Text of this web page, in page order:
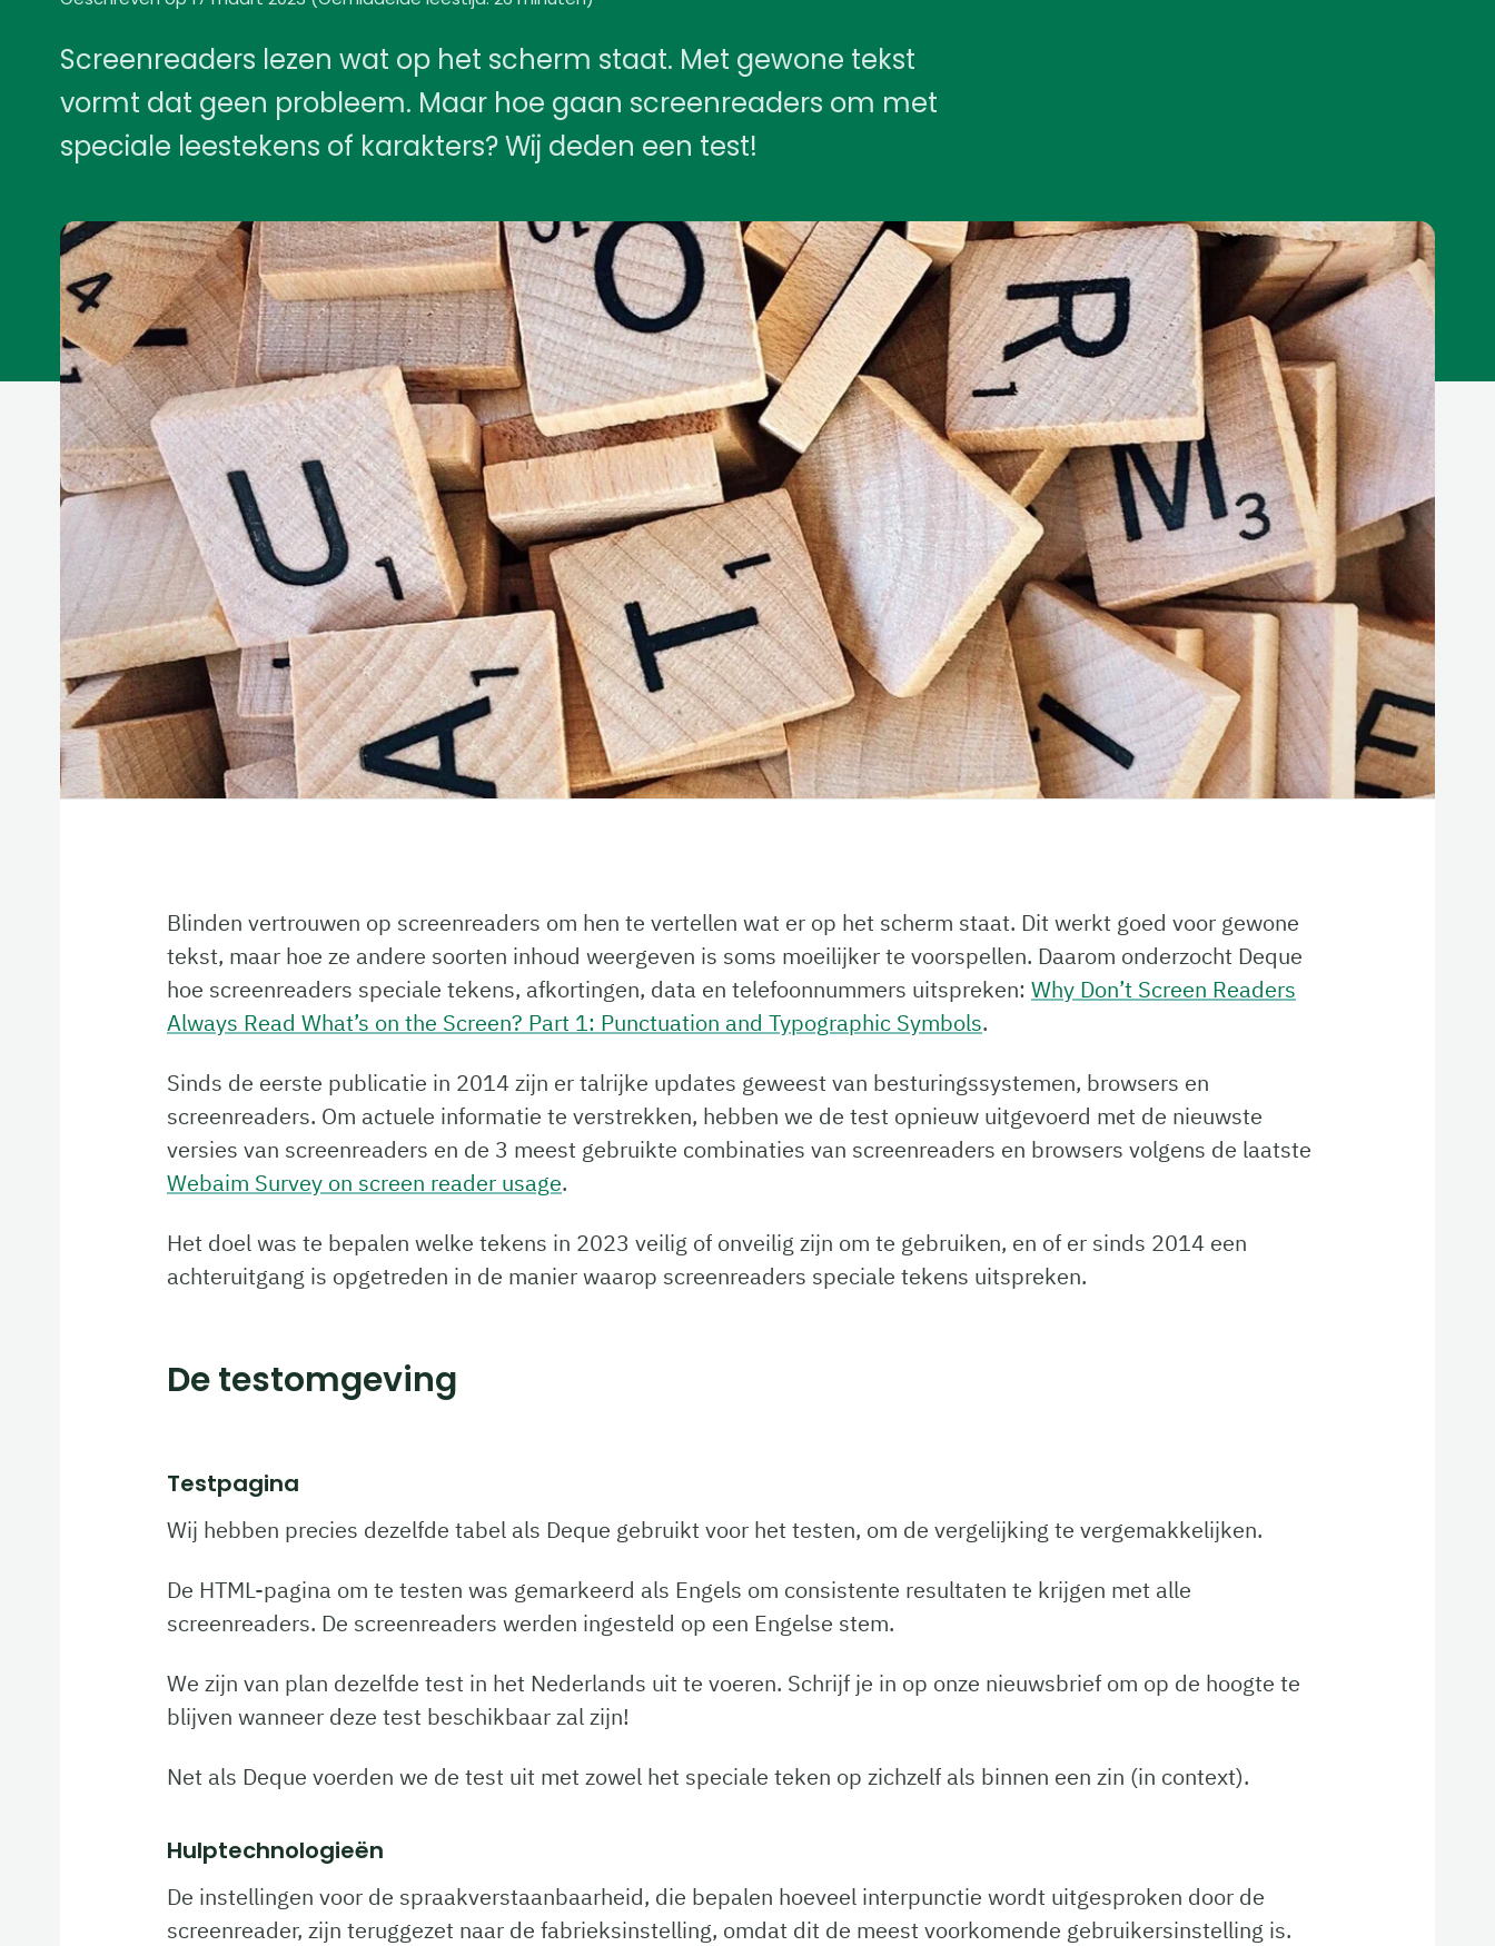
Screenreaders lezen wat op het scherm staat. Met gewone tekst
vormt dat geen probleem. Maar hoe gaan screenreaders om met
speciale leestekens of karakters? Wij deden een test!
Blinden vertrouwen op screenreaders om hen te vertellen wat er op het scherm staat. Dit werkt goed voor gewone
tekst, maar hoe ze andere soorten inhoud weergeven is soms moeilijker te voorspellen. Daarom onderzocht Deque
hoe screenreaders speciale tekens, afkortingen, data en telefoonnummers uitspreken: Why Don’t Screen Readers
Always Read What’s on the Screen? Part 1: Punctuation and Typographic Symbols.
Sinds de eerste publicatie in 2014 zijn er talrijke updates geweest van besturingssystemen, browsers en
screenreaders. Om actuele informatie te verstrekken, hebben we de test opnieuw uitgevoerd met de nieuwste
versies van screenreaders en de 3 meest gebruikte combinaties van screenreaders en browsers volgens de laatste
Webaim Survey on screen reader usage.
Het doel was te bepalen welke tekens in 2023 veilig of onveilig zijn om te gebruiken, en of er sinds 2014 een
achteruitgang is opgetreden in de manier waarop screenreaders speciale tekens uitspreken.
De testomgeving
Testpagina
Wij hebben precies dezelfde tabel als Deque gebruikt voor het testen, om de vergelijking te vergemakkelijken.
De HTML-pagina om te testen was gemarkeerd als Engels om consistente resultaten te krijgen met alle
screenreaders. De screenreaders werden ingesteld op een Engelse stem.
We zijn van plan dezelfde test in het Nederlands uit te voeren. Schrijf je in op onze nieuwsbrief om op de hoogte te
blijven wanneer deze test beschikbaar zal zijn!
Net als Deque voerden we de test uit met zowel het speciale teken op zichzelf als binnen een zin (in context).
Hulptechnologieën
De instellingen voor de spraakverstaanbaarheid, die bepalen hoeveel interpunctie wordt uitgesproken door de
screenreader, zijn teruggezet naar de fabrieksinstelling, omdat dit de meest voorkomende gebruikersinstelling is.